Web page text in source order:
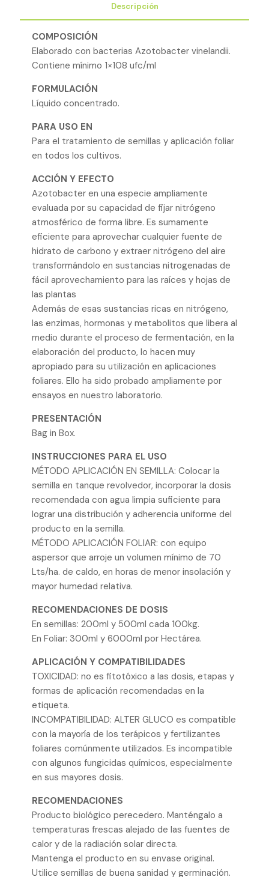
Descripción
COMPOSICIÓN
Elaborado con bacterias Azotobacter vinelandii.
Contiene mínimo 1×108 ufc/ml
FORMULACIÓN
Líquido concentrado.
PARA USO EN
Para el tratamiento de semillas y aplicación foliar
en todos los cultivos.
ACCIÓN Y EFECTO
Azotobacter en una especie ampliamente
evaluada por su capacidad de fijar nitrógeno
atmosférico de forma libre. Es sumamente
eficiente para aprovechar cualquier fuente de
hidrato de carbono y extraer nitrógeno del aire
transformándolo en sustancias nitrogenadas de
fácil aprovechamiento para las raíces y hojas de
las plantas
Además de esas sustancias ricas en nitrógeno,
las enzimas, hormonas y metabolitos que libera al
medio durante el proceso de fermentación, en la
elaboración del producto, lo hacen muy
apropiado para su utilización en aplicaciones
foliares. Ello ha sido probado ampliamente por
ensayos en nuestro laboratorio.
PRESENTACIÓN
Bag in Box.
INSTRUCCIONES PARA EL USO
MÉTODO APLICACIÓN EN SEMILLA: Colocar la
semilla en tanque revolvedor, incorporar la dosis
recomendada con agua limpia suficiente para
lograr una distribución y adherencia uniforme del
producto en la semilla.
MÉTODO APLICACIÓN FOLIAR: con equipo
aspersor que arroje un volumen mínimo de 70
Lts/ha. de caldo, en horas de menor insolación y
mayor humedad relativa.
RECOMENDACIONES DE DOSIS
En semillas: 200ml y 500ml cada 100kg.
En Foliar: 300ml y 6000ml por Hectárea.
APLICACIÓN Y COMPATIBILIDADES
TOXICIDAD: no es fitotóxico a las dosis, etapas y
formas de aplicación recomendadas en la
etiqueta.
INCOMPATIBILIDAD: ALTER GLUCO es compatible
con la mayoría de los terápicos y fertilizantes
foliares comúnmente utilizados. Es incompatible
con algunos fungicidas químicos, especialmente
en sus mayores dosis.
RECOMENDACIONES
Producto biológico perecedero. Manténgalo a
temperaturas frescas alejado de las fuentes de
calor y de la radiación solar directa.
Mantenga el producto en su envase original.
Utilice semillas de buena sanidad y germinación.